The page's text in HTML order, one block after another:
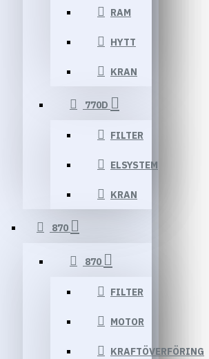
RAM
HYTT
KRAN
770D
FILTER
ELSYSTEM
KRAN
870
870
FILTER
MOTOR
KRAFTÖVERFÖRING